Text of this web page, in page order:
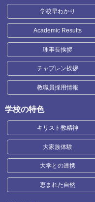
学校早わかり
Academic Results
理事長挨拶
チャプレン挨拶
教職員採用情報
学校の特色
キリスト教精神
大家族体験
大学との連携
恵まれた自然